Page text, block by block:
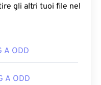
per
gli altri tuoi file nel
A ODD
A ODD